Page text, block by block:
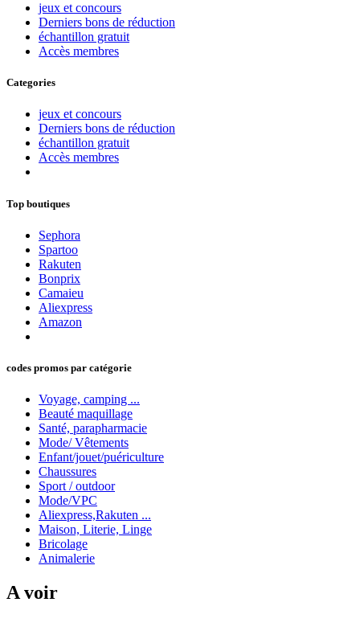
jeux et concours
Derniers bons de réduction
échantillon gratuit
Accès membres
Categories
jeux et concours
Derniers bons de réduction
échantillon gratuit
Accès membres
Top boutiques
Sephora
Spartoo
Rakuten
Bonprix
Camaieu
Aliexpress
Amazon
codes promos par catégorie
Voyage, camping ...
Beauté maquillage
Santé, parapharmacie
Mode/ Vêtements
Enfant/jouet/puériculture
Chaussures
Sport / outdoor
Mode/VPC
Aliexpress,Rakuten ...
Maison, Literie, Linge
Bricolage
Animalerie
A voir